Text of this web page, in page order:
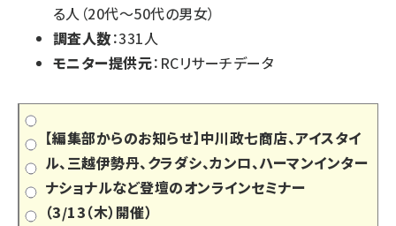
る人（20代～50代の男女）
調査人数：331人
モニター提供元：RCリサーチデータ
【編集部からのお知らせ】中川政七商店、アイスタイ
ル、三越伊勢丹、クラダシ、カンロ、ハーマンインター
ナショナルなど登壇のオンラインセミナー
（3/13（木）開催）